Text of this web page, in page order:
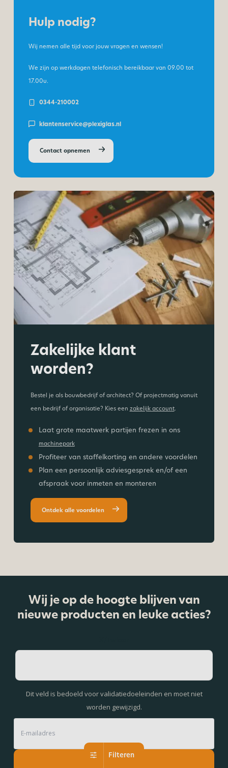
Filteren
Hulp nodig?
Wij nemen alle tijd voor jouw vragen en wensen!
We zijn op werkdagen telefonisch bereikbaar van09.00 tot
17.00u.
0344-210002
klantenservice@plexiglas.nl
Contact opnemen
Zakelijke klant
worden?
Bestel je als bouwbedrijf of architect? Of projectmatig vanuit
een bedrijf of organisatie? Kies een zakelijk account.
Laat grote maatwerk partijen frezen in ons
machinepark
Profiteer van staffelkorting en andere voordelen
Plan een persoonlijk adviesgesprek en/of een
afspraak voor inmeten en monteren
Ontdek alle voordelen
Wij je op de hoogte blijven van
nieuwe producten en leuke acties?
Dit veld is bedoeld voor validatiedoeleinden en moet niet
worden gewijzigd.